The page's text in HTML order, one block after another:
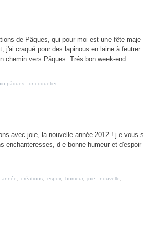
de Pâques, qui pour moi est une fête maje
j'ai craqué pour des lapinous en laine à feutrer.
chemin vers Pâques. Trés bon week-end...
pâques or coquetier
avec joie, la nouvelle année 2012 ! j e vous s
enchanteresses, d e bonne humeur et d'espoir
année créations espoir, humeur, joie nouvelle